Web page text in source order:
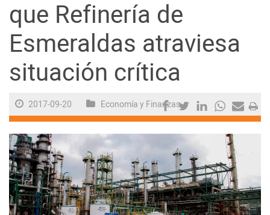
Ciencia y Tecnología
Firmas
Internacional
Juegos
Videos
que Refinería de
Esmeraldas atraviesa
situación crítica
2017-09-20 Economía y Finanzas